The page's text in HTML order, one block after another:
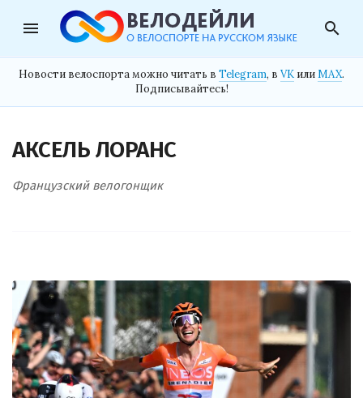
menu search
Новости велоспорта можно читать в Telegram, в VK илиMAX.
Подписывайтесь!
АКСЕЛЬ ЛОРАНС
Французский велогонщик